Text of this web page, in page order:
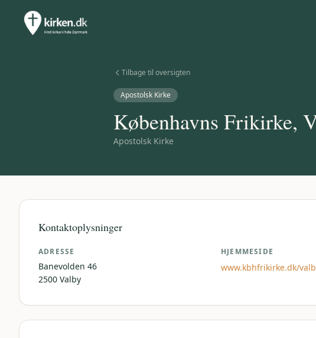
Tilbage til oversigten
Apostolsk Kirke
Københavns Frikirke,
Apostolsk Kirke
Kontaktoplysninger
ADRESSE
Banevolden 46
2500 Valby
HJEMMESIDE
www.kbhfrikirke.dk/